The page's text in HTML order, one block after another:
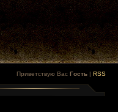
Приветствую Вас Гость | RSS